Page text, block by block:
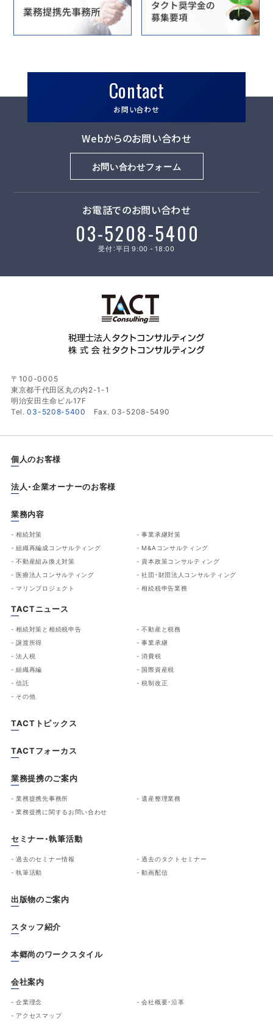
Contact
お問い合わせ
Webからのお問い合わせ
お問い合わせフォーム
お電話でのお問い合わせ
03-5208-5400
受付：平日 9:00 - 18:00
〒100-0005
東京都千代田区丸の内2-1-1
明治安田生命ビル17F
Tel.03-5208-5400 Fax. 03-5208-5490
個人のお客様
法人・企業オーナーのお客様
業務内容
相続対策
事業承継対策
組織再編成コンサルティング
M&Aコンサルティング
不動産組み換え対策
資本政策コンサルティング
医療法人コンサルティング
社団・財団法人コンサルティング
マリンプロジェクト
相続税申告業務
TACTニュース
相続対策と相続税申告
不動産と税務
譲渡所得
事業承継
法人税
消費税
組織再編
国際資産税
信託
税制改正
その他
TACTトピックス
TACTフォーカス
業務提携のご案内
業務提携先事務所
遺産整理業務
業務提携に関するお問い合わせ
セミナー・執筆活動
過去のセミナー情報
過去のタクトセミナー
執筆活動
動画配信
出版物のご案内
スタッフ紹介
本郷尚のワークスタイル
会社案内
企業理念
会社概要・沿革
アクセスマップ